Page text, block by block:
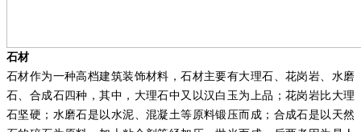
石材
石材作为一种高档建筑装饰材料，石材主要有大理石、花岗岩、水磨
石、合成石四种，其中，大理石中又以汉白玉为上品；花岗岩比大理
石坚硬；水磨石是以水泥、混凝土等原料锻压而成；合成石是以天然